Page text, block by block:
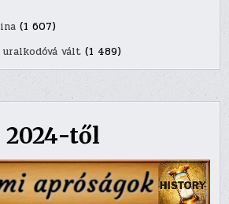
(1 607)
vált (1 489)
2024-től